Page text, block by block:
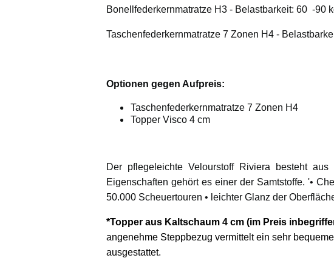
Bonellfederkernmatratze H3 - Belastbarkeit: 60 -90
Taschenfederkernmatratze 7 Zonen H4 -
Optionen gegen Aufpreis:
Taschenfederkernmatratze 7 Zonen H4
Topper Visco 4 cm
Der pflegeleichte Velourstoff Riviera besteht
Eigenschaften gehört es einer der Samtstoffe. '•
50.000 Scheuertouren • leichter Glanz der
*Topper aus Kaltschaum 4 cm (im Preis
angenehme Steppbezug vermittelt ein sehr
ausgestattet.